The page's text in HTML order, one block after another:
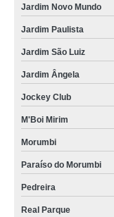
Jardim Novo Mundo
Jardim Paulista
Jardim São Luiz
Jardim Ângela
Jockey Club
M'Boi Mirim
Morumbi
Paraíso do Morumbi
Pedreira
Real Parque